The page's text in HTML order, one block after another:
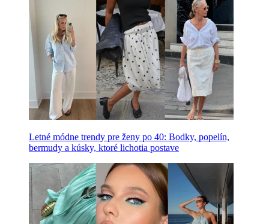
Letné módne trendy pre ženy po 40: Bodky, popelín,
bermudy a kúsky, ktoré lichotia postave